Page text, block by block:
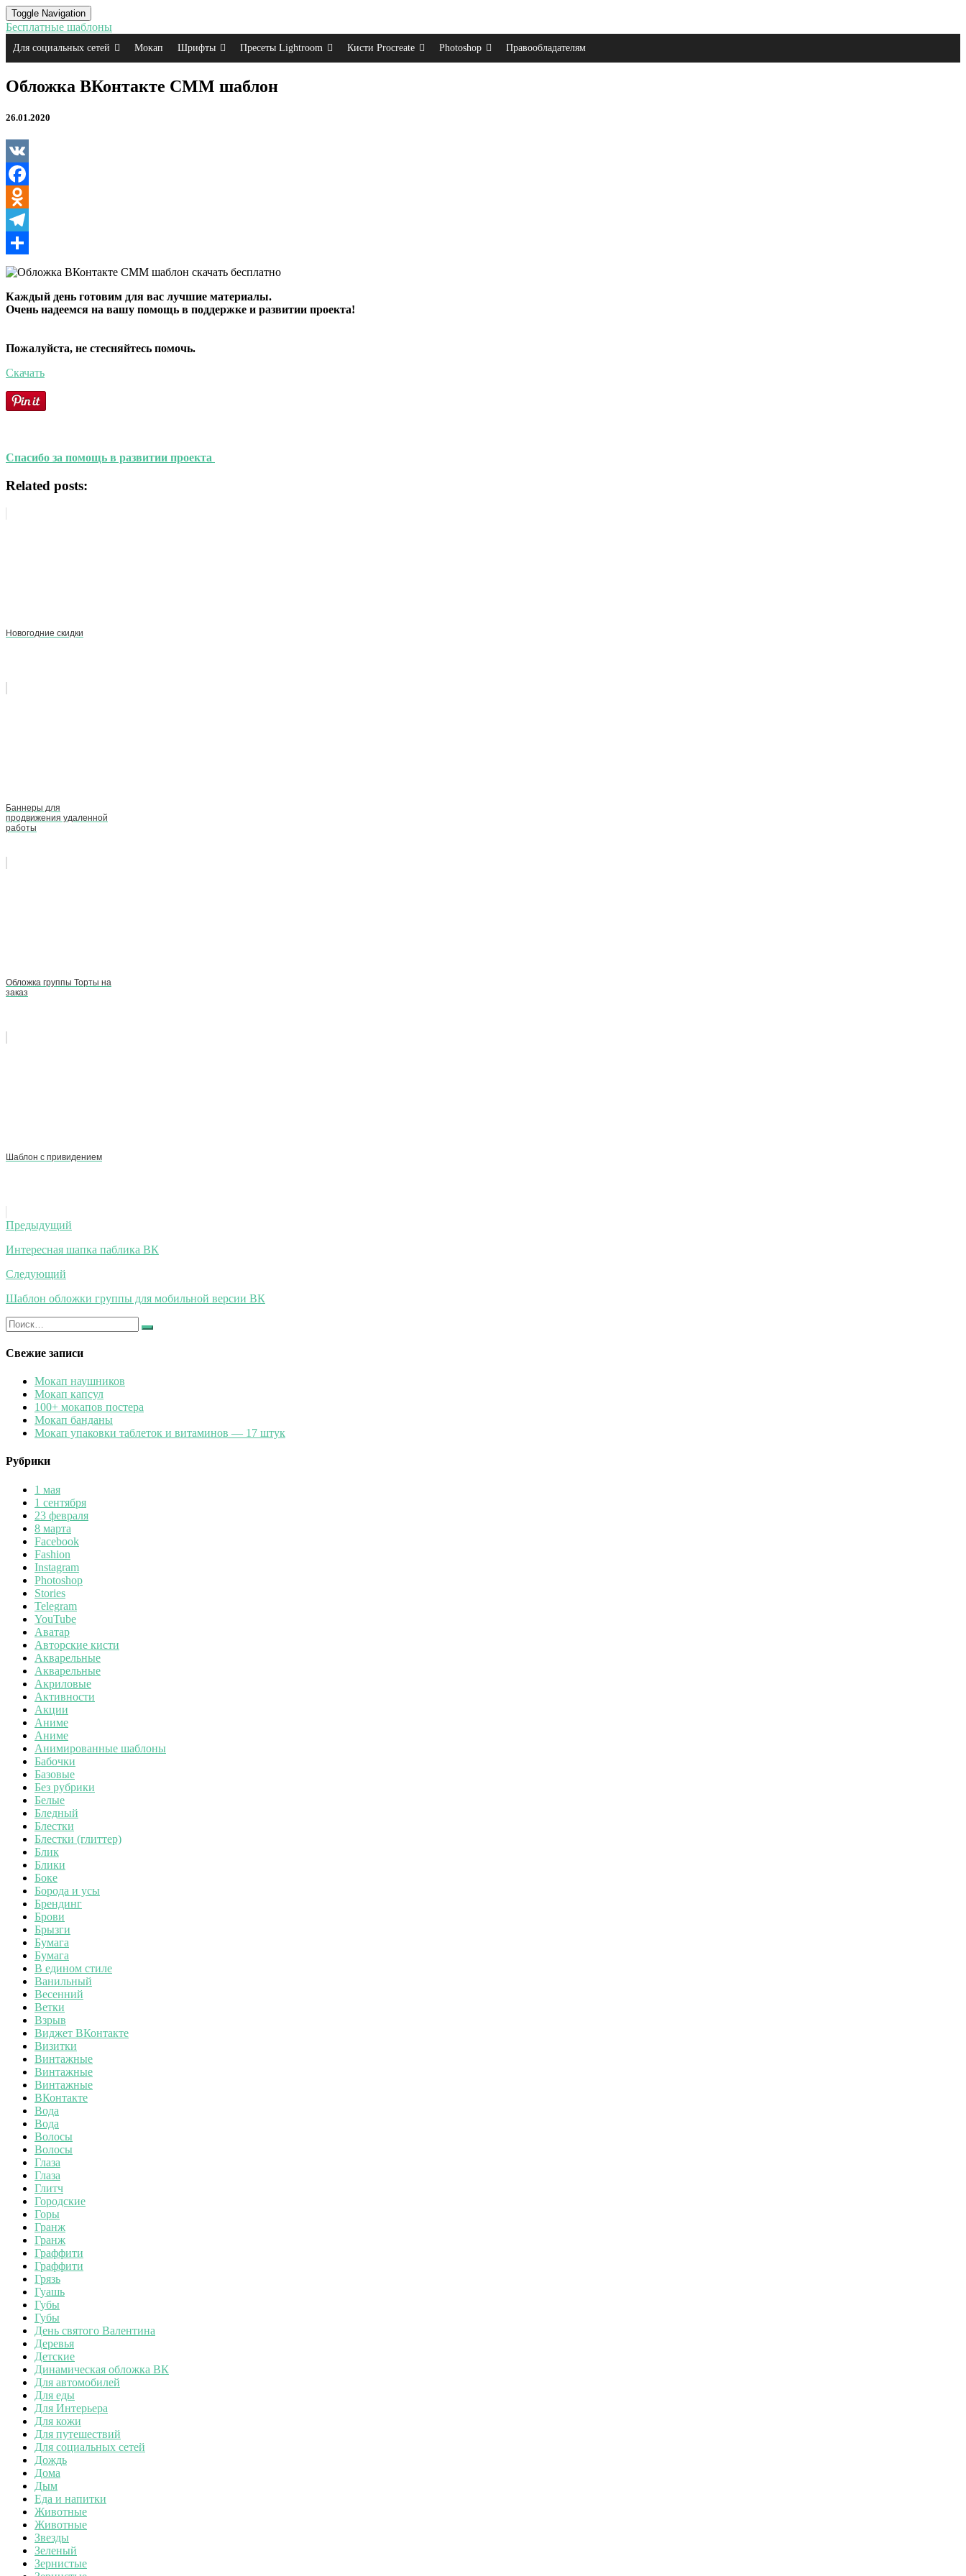
Toggle Navigation
Бесплатные шаблоны
Для социальных сетей Мокап Шрифты Пресеты Lightroom Кисти Procreate Photoshop Правообладателям
Обложка
ВКонтакте
шаблон
Обложка ВКонтакте СММ шаблон
26.01.2020
VK
Facebook
Odnoklassniki
Telegram
Отправить
Каждый день готовим для вас лучшие материалы.
Очень надеемся на вашу помощь в поддержке и развитии проекта!
Пожалуйста, не стесняйтесь помочь.
Скачать
Спасибо за помощь в развитии проекта
Related posts:
Новогодние скидки
Баннеры для
продвижения удаленной
работы
Обложка группы Торты на
заказ
Шаблон с привидением
Навигация
по
записям
Предыдущий
Интересная шапка паблика ВК
Следующий
Шаблон обложки группы для мобильной версии ВК
Искать:
Найти
Свежие записи
Мокап наушников
Мокап капсул
100+ мокапов постера
Мокап банданы
Мокап упаковки таблеток и витаминов — 17 штук
Рубрики
1 мая
1 сентября
23 февраля
8 марта
Facebook
Fashion
Instagram
Photoshop
Stories
Telegram
YouTube
Аватар
Авторские кисти
Акварельные
Акварельные
Акриловые
Активности
Акции
Аниме
Аниме
Анимированные шаблоны
Бабочки
Базовые
Без рубрики
Белые
Бледный
Блестки
Блестки (глиттер)
Блик
Блики
Боке
Борода и усы
Брендинг
Брови
Брызги
Бумага
Бумага
В едином стиле
Ванильный
Весенний
Ветки
Взрыв
Виджет ВКонтакте
Визитки
Винтажные
Винтажные
Винтажные
ВКонтакте
Вода
Вода
Волосы
Волосы
Глаза
Глаза
Глитч
Городские
Горы
Гранж
Гранж
Граффити
Граффити
Грязь
Гуашь
Губы
Губы
День святого Валентина
Деревья
Детские
Динамическая обложка ВК
Для автомобилей
Для еды
Для Интерьера
Для кожи
Для путешествий
Для социальных сетей
Дождь
Дома
Дым
Еда и напитки
Животные
Животные
Звезды
Зеленый
Зернистые